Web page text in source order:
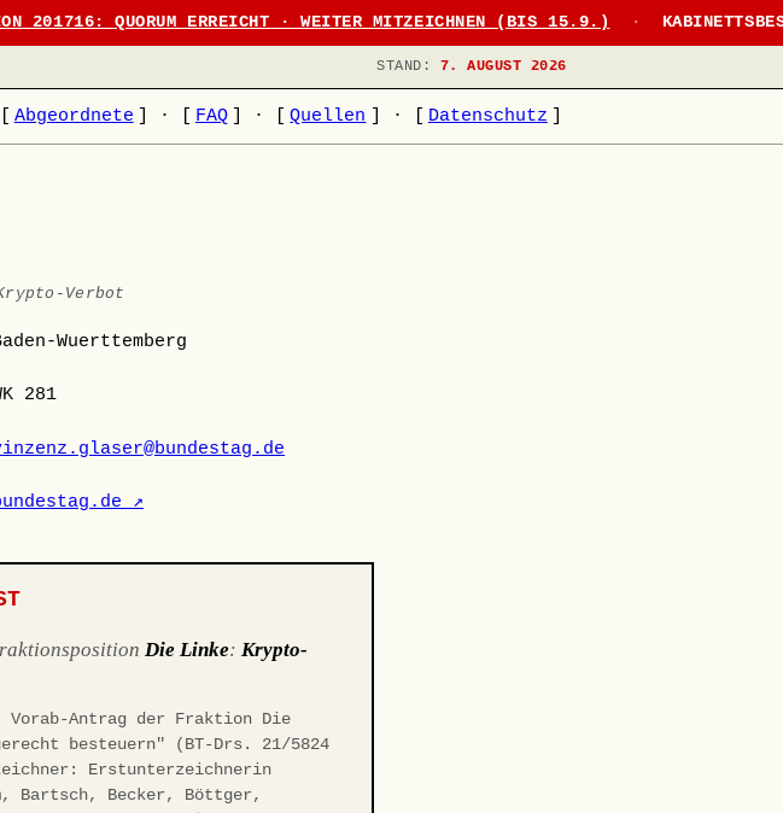
201716: QUORUM ERREICHT · WEITER MITZEICHNEN (BIS 15.9.) ·
STAND: 7. AUGUST 2026
Abgeordnete · FAQ · Quellen · Datenschutz
Verbot
Wuerttemberg
281
↗
Die Linke:Krypto-
· Vorab-Antrag der Fraktion Die
besteuern" (BT-Drs. 21/5824
Erstunterzeichnerin
Bartsch, Becker, Böttger,